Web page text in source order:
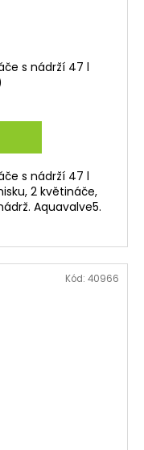
s nádrží 47 l
s nádrží 47 l
2 květináče,
Aquavalve5.
Kód: 40966